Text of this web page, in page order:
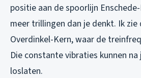
positie aan de spoorlijn
meer trillingen dan je denkt. Ik
Overdinkel-Kern, waar de
Die constante vibraties kunnen
loslaten.